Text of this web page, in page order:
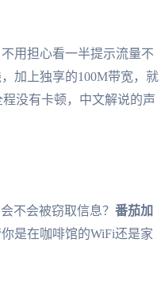
用担心看一半提示流量不
加上独享的100M带宽，就
没有卡顿，中文解说的声
不会被窃取信息？ 番茄加
是在咖啡馆的WiFi还是家